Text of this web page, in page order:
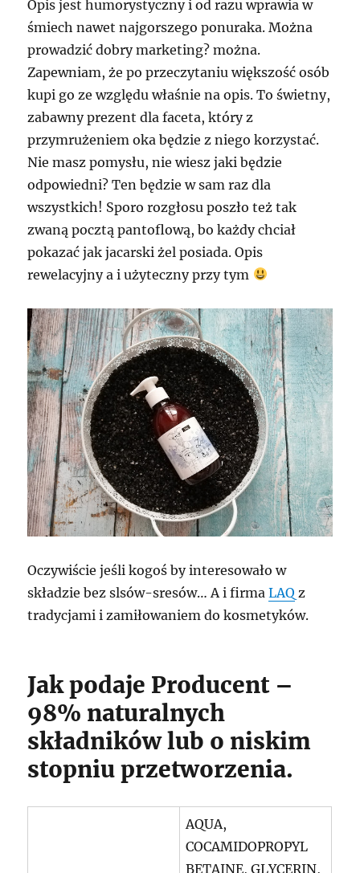
Opis jest humorystyczny i od razu wprawia w
śmiech nawet najgorszego ponuraka. Można
prowadzić dobry marketing? można.
Zapewniam, że po przeczytaniu większość osób
kupi go ze względu właśnie na opis. To świetny,
zabawny prezent dla faceta, który z
przymrużeniem oka będzie z niego korzystać.
Nie masz pomysłu, nie wiesz jaki będzie
odpowiedni? Ten będzie w sam raz dla
wszystkich! Sporo rozgłosu poszło też tak
zwaną pocztą pantoflową, bo każdy chciał
pokazać jak jacarski żel posiada. Opis
rewelacyjny a i użyteczny przy tym
Oczywiście jeśli kogoś by interesowało w
składzie bez slsów-sresów… A i firmaLAQ z
tradycjami i zamiłowaniem do kosmetyków.
Jak podaje Producent –
98% naturalnych
składników lub o niskim
stopniu przetworzenia.
AQUA,
COCAMIDOPROPYL
BETAINE, GLYCERIN,